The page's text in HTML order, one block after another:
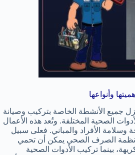
وأنواعها
جميع الأنشطة الخاصة بتركيب وصيانة
الصحية المختلفة. وتُعد هذه الأعمال
الأفراد والمباني. فعلى سبيل
أنظمة الصرف الصحي يمكن أن تحمي
بينما تركيب الأدوات الصحية